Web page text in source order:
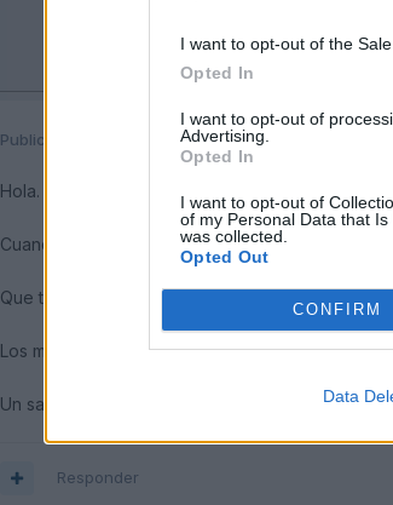
I want to opt-out of the
Opted In
I want to opt-out of
Advertising.
Opted In
I want to opt-out of
of my Personal Data that
was collected.
Opted Out
CONFIRM
Data
Publicado 17 de Diciembre del 2009
Hola.
Cuando te refieres al MMI basic hablas del
Que tal con el? Yo e reservado un A5 que lo
Los mandos van tambien detras de la palanca
Un saludo. Y a ver si te ayudan.
Responder